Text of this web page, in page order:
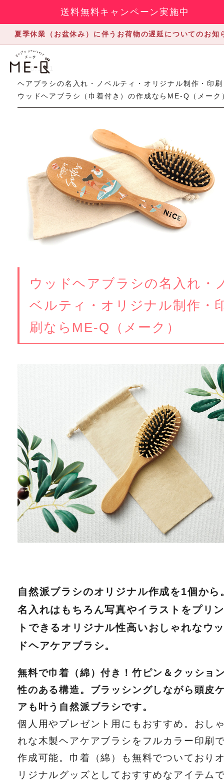
送料無料キャンペーン実施中
夏季休業（お盆休み）に伴うお荷物の遅延についてのお知
2020.1.21
ヘアブラシの名入れ・ノベルティ・オリジナル制作・印
ウッドヘアブラシ（巾着付き）の作成ならME-Q（メーク
ウッドヘアブラシの名入れ・
ベルティ・オリジナル制作・
刷ならME-Q（メーク）
自然派ブラシのオリジナル作成を1個から
名入れはもちろん写真やイラストをプリ
トできるオリジナル性高いおしゃれなウ
ドヘアケアブラシ。
無料で巾着（綿）付き！竹ピン＆クッショ
性のある構造。ブラッシングしながら頭皮
アも叶う自然派ブラシです。
個人用やプレゼント用にもおすすめ。おし
れな木製ヘアケアブラシをフルカラー印刷
作成可能。巾着（綿）も無料でついており
リジナルグッズとしておすすめなアイテム